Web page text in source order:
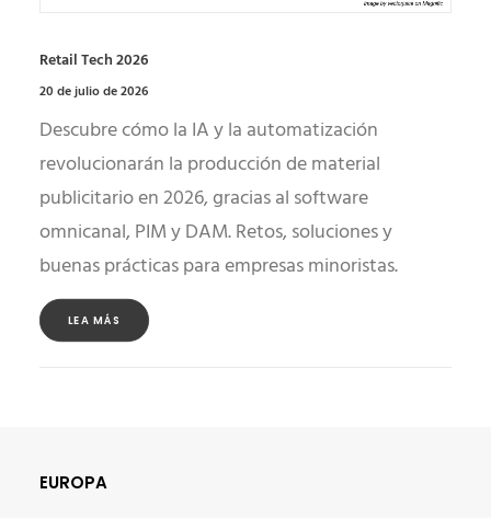
Retail Tech 2026
20 de julio de 2026
Descubre cómo la IA y la automatización
revolucionarán la producción de material
publicitario en 2026, gracias al software
omnicanal, PIM y DAM. Retos, soluciones y
buenas prácticas para empresas minoristas.
LEA MÁS
EUROPA